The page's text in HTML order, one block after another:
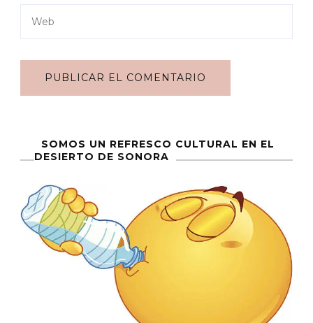
SOMOS UN REFRESCO CULTURAL EN EL
DESIERTO DE SONORA